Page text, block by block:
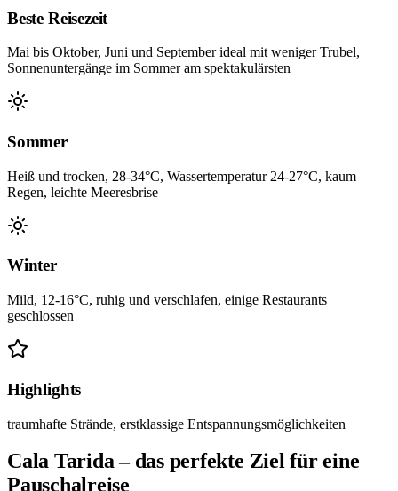
Beste Reisezeit
Mai bis Oktober, Juni und September ideal mit weniger Trubel,
Sonnenuntergänge im Sommer am spektakulärsten
Sommer
Heiß und trocken, 28-34°C, Wassertemperatur 24-27°C, kaum
Regen, leichte Meeresbrise
Winter
Mild, 12-16°C, ruhig und verschlafen, einige Restaurants
geschlossen
Highlights
traumhafte Strände, erstklassige Entspannungsmöglichkeiten
Cala Tarida – das perfekte Ziel für eine
Pauschalreise